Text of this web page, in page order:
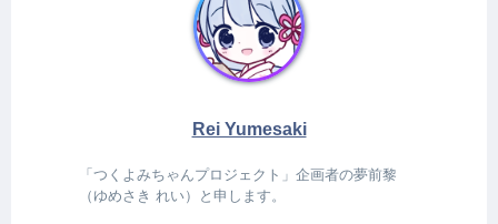
Rei Yumesaki
「つくよみちゃんプロジェクト」企画者の夢前黎
（ゆめさき れい）と申します。